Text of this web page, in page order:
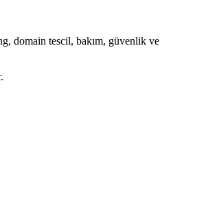
domain tescil, bakım, güvenlik ve